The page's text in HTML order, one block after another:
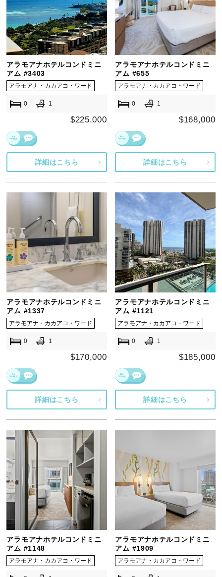
アラモアナホテルコンドミニ
アム #3403
アラモアナ・カカアコ・ワード
0 1
$225,000
詳細はこちら
アラモアナホテルコンドミニ
アム #655
アラモアナ・カカアコ・ワード
0 1
$168,000
詳細はこちら
アラモアナホテルコンドミニ
アム #1337
アラモアナ・カカアコ・ワード
0 1
$170,000
詳細はこちら
アラモアナホテルコンドミニ
アム #1121
アラモアナ・カカアコ・ワード
0 1
$185,000
詳細はこちら
アラモアナホテルコンドミニ
アム #1148
アラモアナ・カカアコ・ワード
アラモアナホテルコンドミニ
アム #1909
アラモアナ・カカアコ・ワード